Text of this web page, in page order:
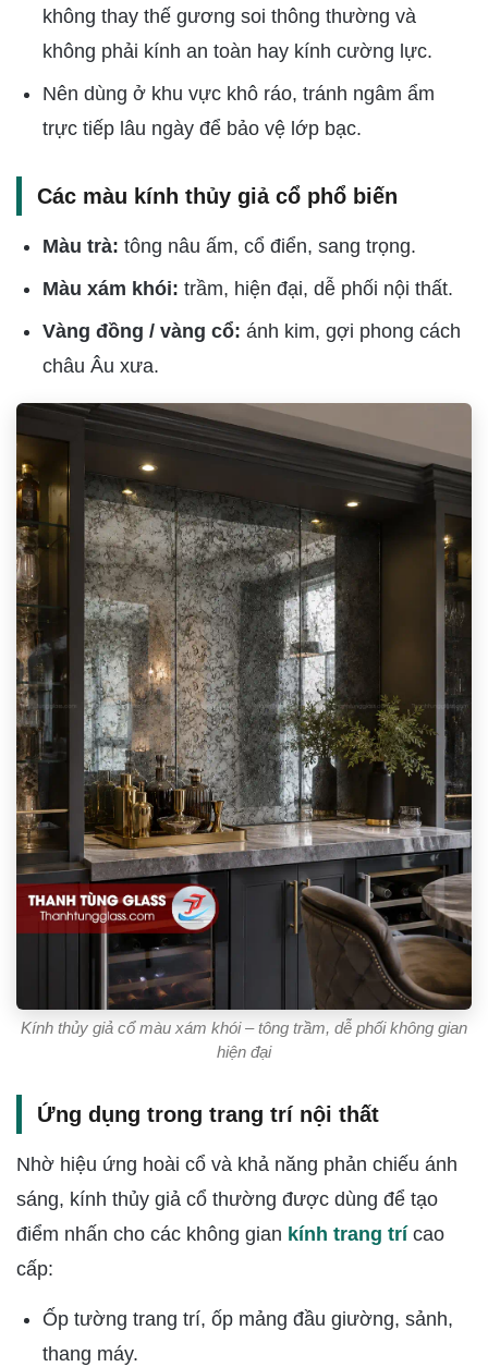
không thay thế gương soi thông thường và
không phải kính an toàn hay kính cường lực.
Nên dùng ở khu vực khô ráo, tránh ngâm ẩm
trực tiếp lâu ngày để bảo vệ lớp bạc.
Các màu kính thủy giả cổ phổ biến
Màu trà: tông nâu ấm, cổ điển, sang trọng.
Màu xám khói: trầm, hiện đại, dễ phối nội thất.
Vàng đồng / vàng cổ: ánh kim, gợi phong cách
châu Âu xưa.
Kính thủy giả cổ màu xám khói – tông trầm, dễ phối không gian
hiện đại
Ứng dụng trong trang trí nội thất
Nhờ hiệu ứng hoài cổ và khả năng phản chiếu ánh
sáng, kính thủy giả cổ thường được dùng để tạo
điểm nhấn cho các không gian kính trang trí cao
cấp:
Ốp tường trang trí, ốp mảng đầu giường, sảnh,
thang máy.